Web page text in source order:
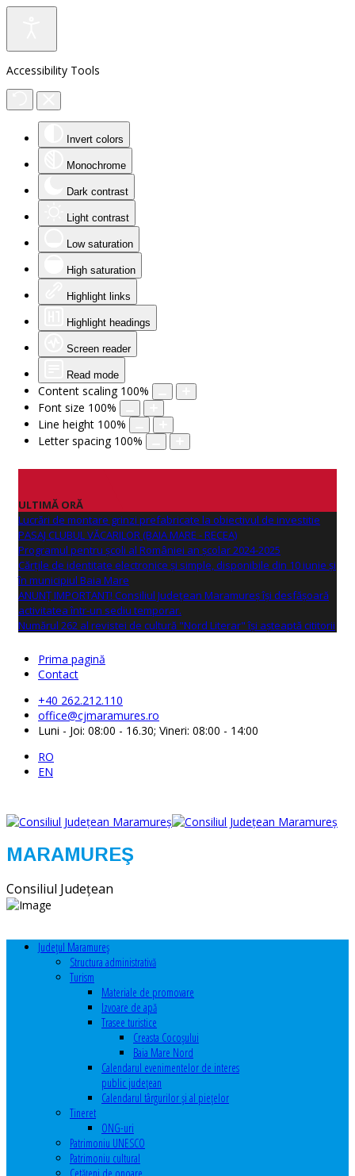
Accessibility Tools
Invert colors
Monochrome
Dark contrast
Light contrast
Low saturation
High saturation
Highlight links
Highlight headings
Screen reader
Read mode
Content scaling 100%
Font size 100%
Line height 100%
Letter spacing 100%
ULTIMĂ ORĂ
Lucrări de montare grinzi prefabricate la obiectivul de investitie
PASAJ CLUBUL VĂCARILOR (BAIA MARE - RECEA)
Programul pentru școli al României an școlar 2024-2025
Cărțile de identitate electronice și simple, disponibile din 10 iunie și
în municipiul Baia Mare
ANUNŢ IMPORTANT! Consiliul Județean Maramureș își desfășoară
activitatea într-un sediu temporar.
Numărul 262 al revistei de cultură "Nord Literar" își așteaptă cititorii
Prima pagină
Contact
+40 262.212.110
office@cjmaramures.ro
Luni - Joi: 08:00 - 16.30; Vineri: 08:00 - 14:00
RO
EN
MARAMUREŞ
Consiliul Judeţean
Judeţul Maramureş
Structura administrativă
Turism
Materiale de promovare
Izvoare de apă
Trasee turistice
Creasta Cocoșului
Baia Mare Nord
Calendarul evenimentelor de interes
public judeţean
Calendarul târgurilor şi al pieţelor
Tineret
ONG-uri
Patrimoniu UNESCO
Patrimoniu cultural